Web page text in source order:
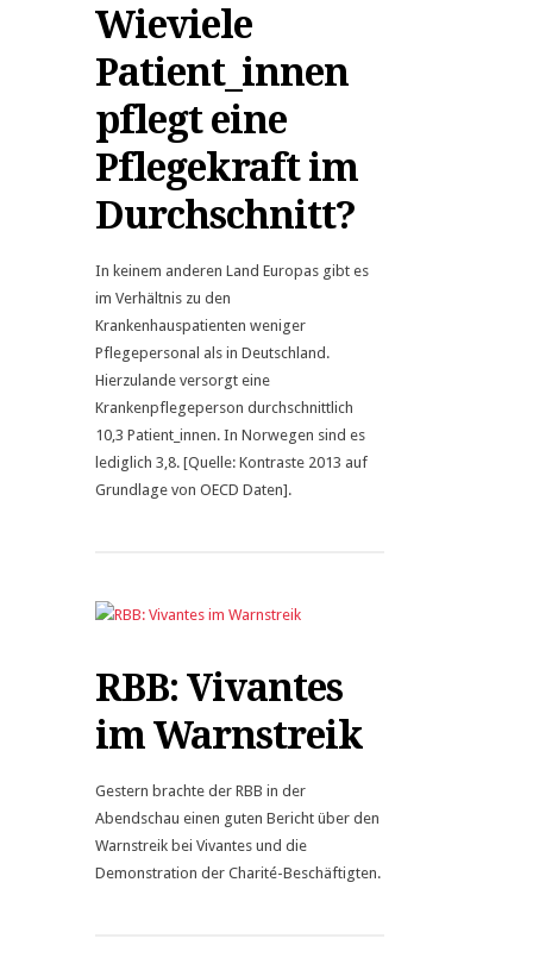
Wieviele
Patient_innen
pflegt eine
Pflegekraft im
Durchschnitt?
In keinem anderen Land Europas gibt es
im Verhältnis zu den
Krankenhauspatienten weniger
Pflegepersonal als in Deutschland.
Hierzulande versorgt eine
Krankenpflegeperson durchschnittlich
10,3 Patient_innen. In Norwegen sind es
lediglich 3,8. [Quelle: Kontraste 2013 auf
Grundlage von OECD Daten].
RBB: Vivantes
im Warnstreik
Gestern brachte der RBB in der
Abendschau einen guten Bericht über den
Warnstreik bei Vivantes und die
Demonstration der Charité-Beschäftigten.